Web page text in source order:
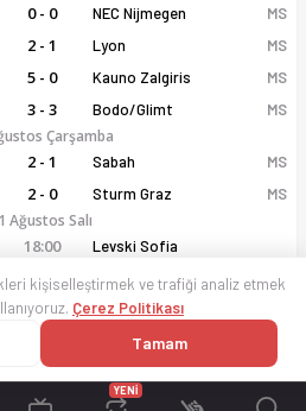
YENİ
puan durumu, haftalık
0 - 0 NEC Nijmegen
MS
2 - 1 Lyon
MS
5 - 0 Kauno Zalgiris
MS
3 - 3 Bodo/Glimt MS
Çarşamba
2 - 1 Sabah
MS
2 - 0 Sturm Graz MS
Ağustos Salı
18:00
Levski Sofia
19:00
Union SG
19:00
Aarhus
Dinamo Zagreb
20:30
21:00
H. Beer Sheva
kişiselleştirmek ve trafiği analiz etmek
Çerez Politikası
Tamam